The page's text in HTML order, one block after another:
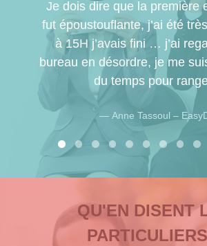
CONTACTJe dois dire que la première
fut époustouflante, j’ai été
à 15H j’avais fini … j’ai
bureau en désordre, je me
du temps pour
Anne Tassoul –
QU'EN DISENT